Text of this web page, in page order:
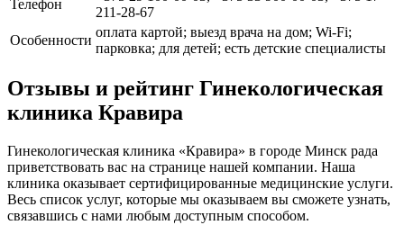
Телефон
211-28-67
Особенности
оплата картой; выезд врача на дом; Wi-Fi;
парковка; для детей; есть детские специалисты
Отзывы и рейтинг Гинекологическая
клиника Кравира
Гинекологическая клиника «Кравира» в городе Минск рада
приветствовать вас на странице нашей компании. Наша
клиника оказывает сертифицированные медицинские услуги.
Весь список услуг, которые мы оказываем вы сможете узнать,
связавшись с нами любым доступным способом.